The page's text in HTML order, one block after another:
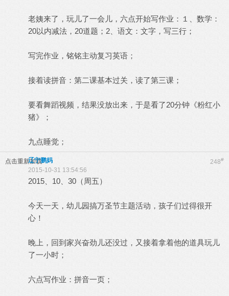
老姨来了，玩儿了一会儿，六点开始写作业：１、数学：
20以内减法，20道题；2、语文：文字，写三行；
写完作业，铭铭主动复习英语；
接着读拼音：第二课基本过关，读了第三课；
要看舞蹈视频，结果没放出来，于是看了20分钟《粉红小
猪》；
九点睡觉；
点击重新加载 248#
辽宁鹏妈
2015-10-31 13:54:56
2015、10、30（周五）
今天一天，幼儿园搞万圣节主题活动，孩子们过得很开
心！
晚上，回到家兴奋劲儿还没过，又接着拿着他的道具玩儿
了一小时；
六点写作业：拼音一页；